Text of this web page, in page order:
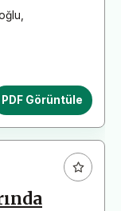
PDF Görüntüle